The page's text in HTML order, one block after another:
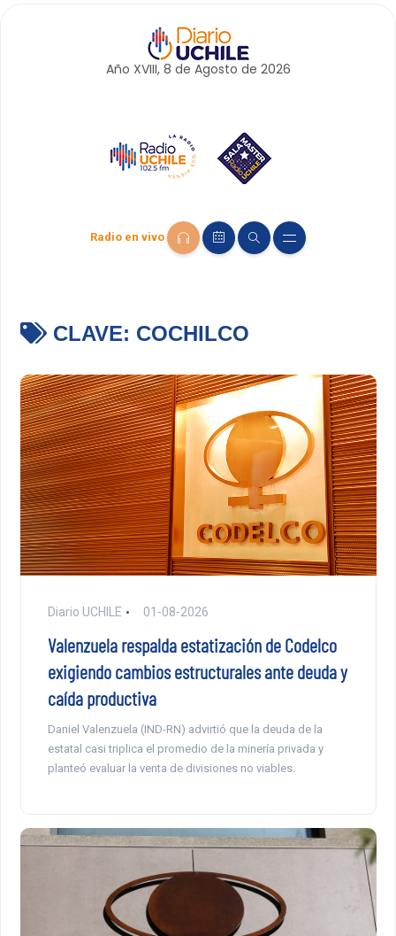
Año XVIII, 8 de Agosto de 2026
Radio en vivo
CLAVE: COCHILCO
Diario UCHILE 01-08-2026
Valenzuela respalda estatización de Codelco
exigiendo cambios estructurales ante deuda y
caída productiva
Daniel Valenzuela (IND-RN) advirtió que la deuda de la
estatal casi triplica el promedio de la minería privada y
planteó evaluar la venta de divisiones no viables.